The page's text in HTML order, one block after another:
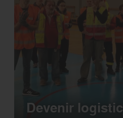
Devenir